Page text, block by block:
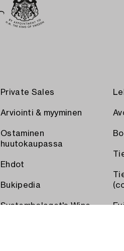
Private Sales
Arviointi & myyminen
Ostaminen
huutokaupassa
Ehdot
Bukipedia
Systembolaget's Wine